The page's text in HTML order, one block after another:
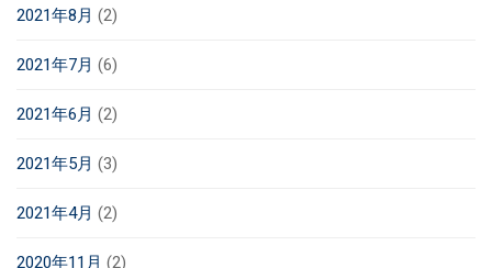
2021年8月 (2)
2021年7月 (6)
2021年6月 (2)
2021年5月 (3)
2021年4月 (2)
2020年11月 (2)